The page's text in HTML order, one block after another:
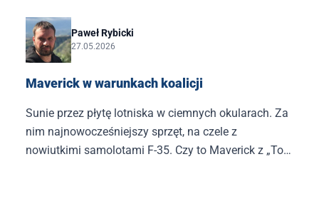
Paweł Rybicki
27.05.2026
Maverick w warunkach koalicji
Sunie przez płytę lotniska w ciemnych okularach. Za
nim najnowocześniejszy sprzęt, na czele z
nowiutkimi samolotami F-35. Czy to Maverick z „Top